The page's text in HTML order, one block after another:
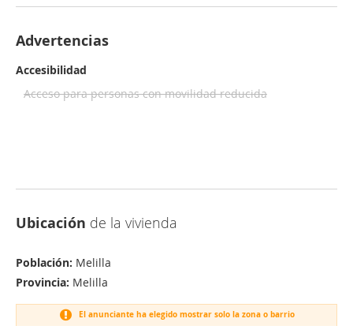
Advertencias
Accesibilidad
Acceso para personas con movilidad reducida
Ubicación de la vivienda
Población: Melilla
Provincia: Melilla
El anunciante ha elegido mostrar solo la zona o barrio